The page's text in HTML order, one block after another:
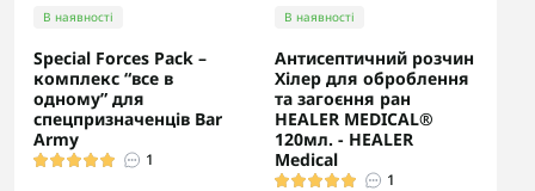
В наявності
Special Forces Pack –
комплекс “все в
одному” для
спецпризначенців Bar
Army
1
В наявності
Антисептичний розчин
Хілер для оброблення
та загоєння ран
HEALER MEDICAL®
120мл. - HEALER
Medical
1